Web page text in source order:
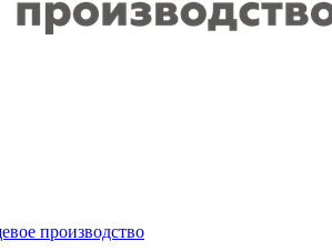
производство